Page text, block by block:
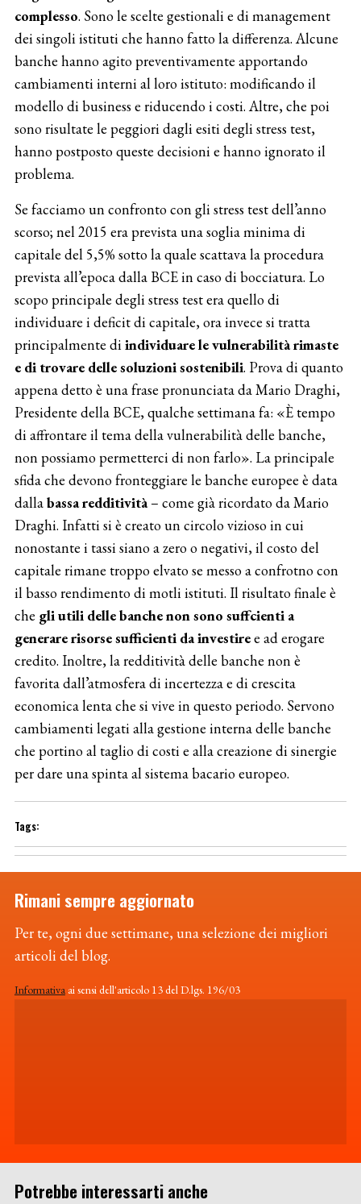
complesso. Sono le scelte gestionali e di management
dei singoli istituti che hanno fatto la differenza. Alcune
banche hanno agito preventivamente apportando
cambiamenti interni al loro istituto: modificando il
modello di business e riducendo i costi. Altre, che poi
sono risultate le peggiori dagli esiti degli stress test,
hanno postposto queste decisioni e hanno ignorato il
problema.
Se facciamo un confronto con gli stress test dell’anno
scorso; nel 2015 era prevista una soglia minima di
capitale del 5,5% sotto la quale scattava la procedura
prevista all’epoca dalla BCE in caso di bocciatura. Lo
scopo principale degli stress test era quello di
individuare i deficit di capitale, ora invece si tratta
principalmente diindividuare le vulnerabilità rimaste
e di trovare delle soluzioni sostenibili. Prova di quanto
appena detto è una frase pronunciata da Mario Draghi,
Presidente della BCE, qualche settimana fa: «È tempo
di affrontare il tema della vulnerabilità delle banche,
non possiamo permetterci di non farlo». La principale
sfida che devono fronteggiare le banche europee è data
dallabassa redditività– come già ricordato da Mario
Draghi. Infatti si è creato un circolo vizioso in cui
nonostante i tassi siano a zero o negativi, il costo del
capitale rimane troppo elvato se messo a confrotno con
il basso rendimento di motli istituti. Il risultato finale è
che gli utili delle banche non sono suffcienti a
generare risorse sufficienti da investiree ad erogare
credito. Inoltre, la redditività delle banche non è
favorita dall’atmosfera di incertezza e di crescita
economica lenta che si vive in questo periodo. Servono
cambiamenti legati alla gestione interna delle banche
che portino al taglio di costi e alla creazione di sinergie
per dare una spinta al sistema bacario europeo.
Rimani sempre aggiornato
Per te, ogni due settimane, una selezione dei migliori
articoli del blog.
Informativaai sensi dell'articolo 13 del D.lgs. 196/03
Potrebbe interessarti anche